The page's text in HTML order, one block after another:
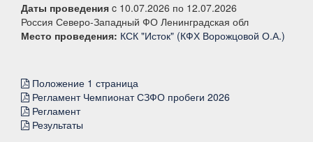
Даты проведения c 10.07.2026 по 12.07.2026
Россия Северо-Западный ФО Ленинградская обл
Место проведения: КСК "Исток" (КФХ Ворожцовой О.А.)
Положение 1 страница
Регламент Чемпионат СЗФО пробеги 2026
Регламент
Результаты